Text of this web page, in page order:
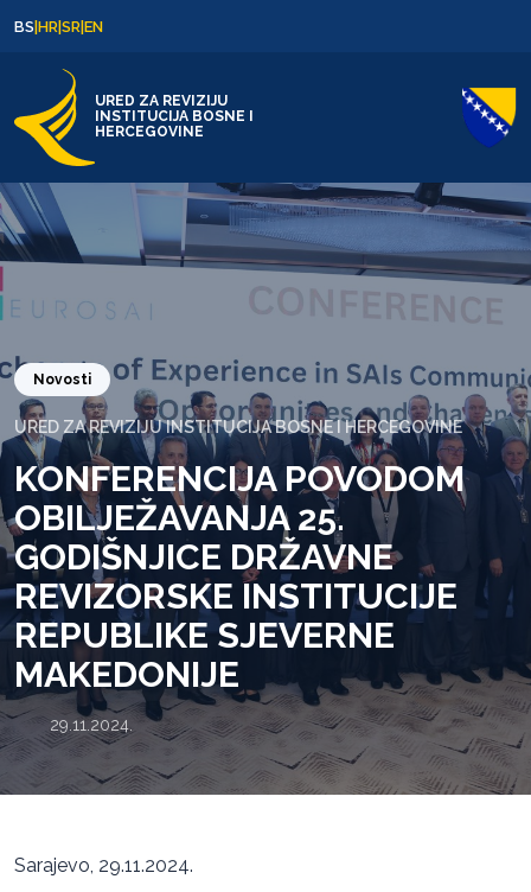
BS|HR|SR|EN
URED ZA REVIZIJU
INSTITUCIJA BOSNE I
HERCEGOVINE
Novosti
URED ZA REVIZIJU INSTITUCIJA BOSNE I HERCEGOVINE
KONFERENCIJA POVODOM
OBILJEŽAVANJA 25.
GODIŠNJICE DRŽAVNE
REVIZORSKE INSTITUCIJE
REPUBLIKE SJEVERNE
MAKEDONIJE
29.11.2024.
Sarajevo, 29.11.2024.